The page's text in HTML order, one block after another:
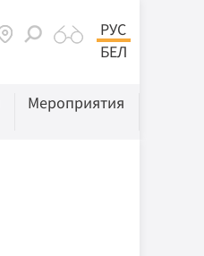
РУС
БЕЛ
Мероприятия